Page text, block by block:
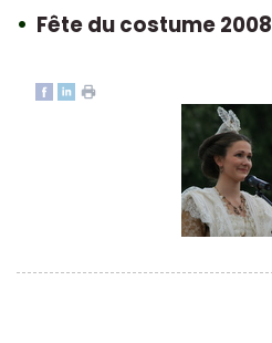
Fête du costume 2008